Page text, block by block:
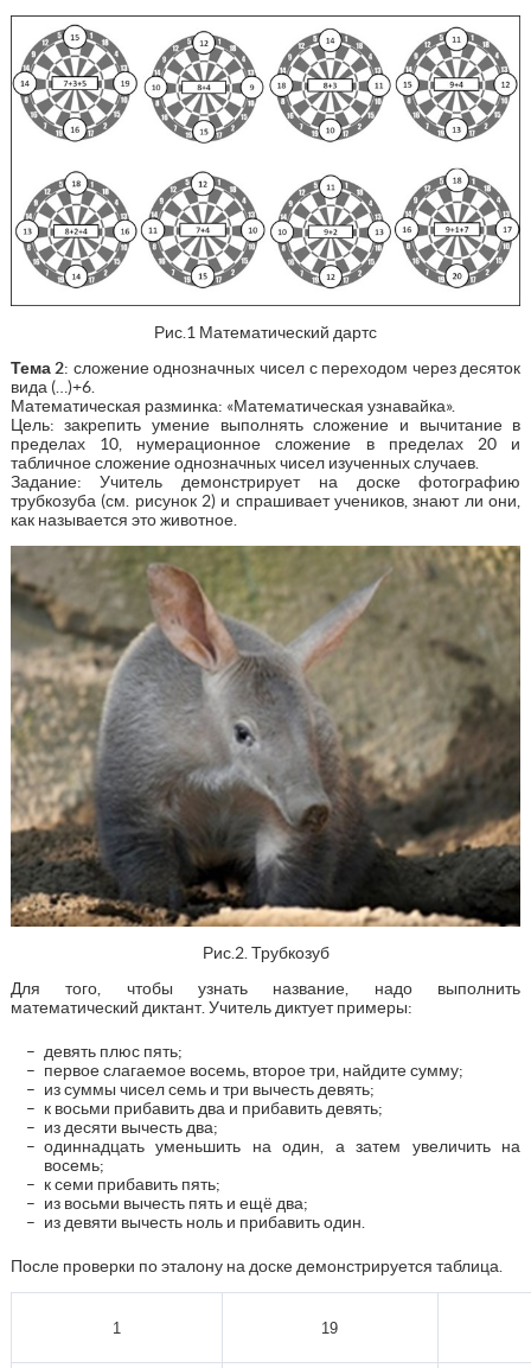
Рис.1 Математический дартс
Тема 2: сложение однозначных чисел с переходом через десяток
вида (…)+6.
Математическая разминка: «Математическая узнавайка».
Цель: закрепить умение выполнять сложение и вычитание в
пределах 10, нумерационное сложение в пределах 20 и
табличное сложение однозначных чисел изученных случаев.
Задание: Учитель демонстрирует на доске фотографию
трубкозуба (см. рисунок 2) и спрашивает учеников, знают ли они,
как называется это животное.
Рис.2. Трубкозуб
Для того, чтобы узнать название, надо выполнить
математический диктант. Учитель диктует примеры:
девять плюс пять;
первое слагаемое восемь, второе три, найдите сумму;
из суммы чисел семь и три вычесть девять;
к восьми прибавить два и прибавить девять;
из десяти вычесть два;
одиннадцать уменьшить на один, а затем увеличить на
восемь;
к семи прибавить пять;
из восьми вычесть пять и ещё два;
из девяти вычесть ноль и прибавить один.
После проверки по эталону на доске демонстрируется таблица.
1 19